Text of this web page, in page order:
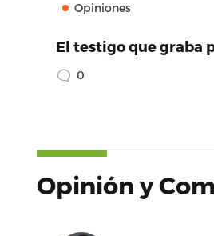
Opiniones
El testigo que graba
0
Opinión y